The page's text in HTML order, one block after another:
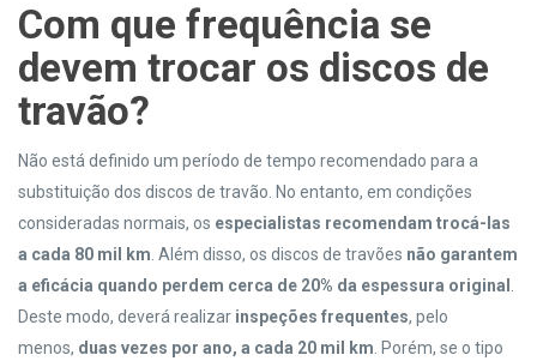
Com que frequência se
devem trocar os discos de
travão?
Não está definido um período de tempo recomendado para a
substituição dos discos de travão. No entanto, em condições
consideradas normais, os especialistas recomendam trocá-las
a cada 80 mil km . Além disso, os discos de travões não garantem
a eficácia quando perdem cerca de 20% da espessura original
Deste modo, deverá realizar inspeções frequentes, pelo
menos, duas vezes por ano, a cada 20 mil km . Porém, se o tipo